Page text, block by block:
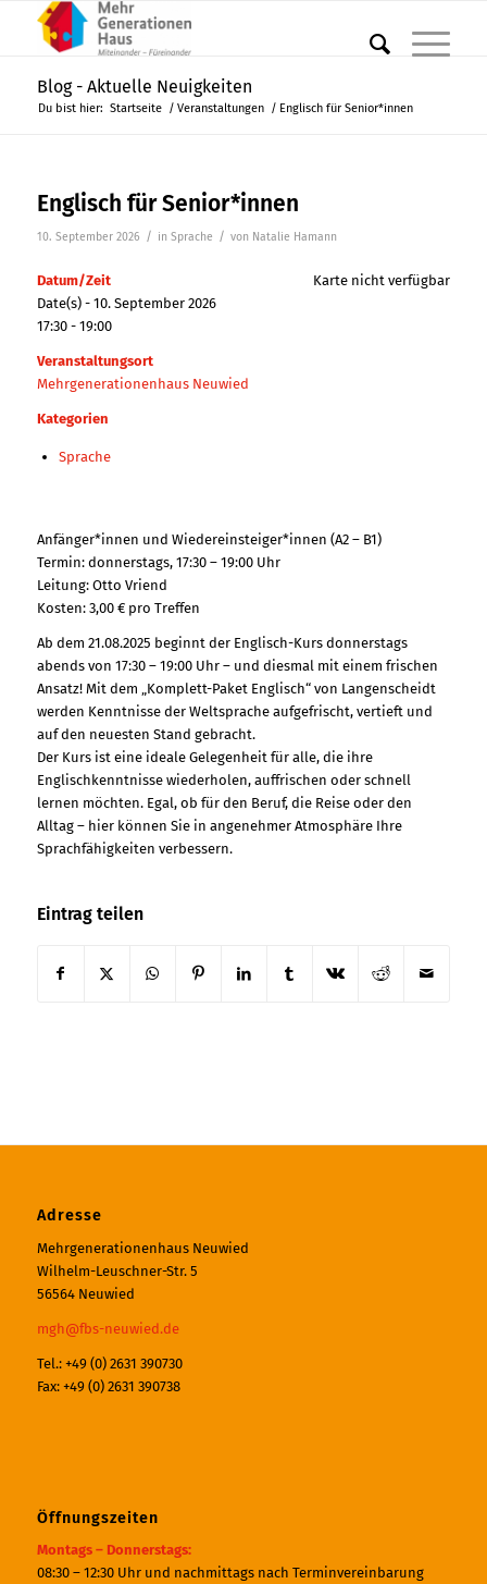
Blog - Aktuelle Neuigkeiten
Du bist hier: Startseite / Veranstaltungen / Englisch für Senior*innen
Englisch für Senior*innen
10. September 2026 / in Sprache / von Natalie Hamann
Karte nicht verfügbar
Datum/Zeit
Date(s) - 10. September 2026
17:30 - 19:00
Veranstaltungsort
Mehrgenerationenhaus Neuwied
Kategorien
Sprache
Anfänger*innen und Wiedereinsteiger*innen (A2 – B1)
Termin: donnerstags, 17:30 – 19:00 Uhr
Leitung: Otto Vriend
Kosten: 3,00 € pro Treffen
Ab dem 21.08.2025 beginnt der Englisch-Kurs donnerstags
abends von 17:30 – 19:00 Uhr – und diesmal mit einem frischen
Ansatz! Mit dem „Komplett-Paket Englisch“ von Langenscheidt
werden Kenntnisse der Weltsprache aufgefrischt, vertieft und
auf den neuesten Stand gebracht.
Der Kurs ist eine ideale Gelegenheit für alle, die ihre
Englischkenntnisse wiederholen, auffrischen oder schnell
lernen möchten. Egal, ob für den Beruf, die Reise oder den
Alltag – hier können Sie in angenehmer Atmosphäre Ihre
Sprachfähigkeiten verbessern.
Eintrag teilen
Adresse
Mehrgenerationenhaus Neuwied
Wilhelm-Leuschner-Str. 5
56564 Neuwied
mgh@fbs-neuwied.de
Tel.: +49 (0) 2631 390730
Fax: +49 (0) 2631 390738
Öffnungszeiten
Montags – Donnerstags:
08:30 – 12:30 Uhr und nachmittags nach Terminvereinbarung